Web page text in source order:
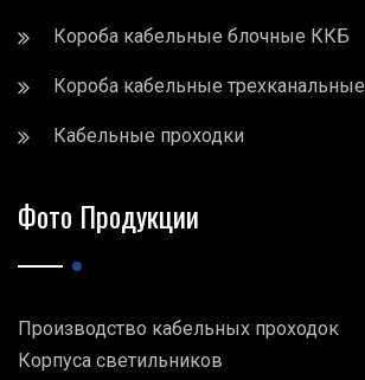
Короба кабельные блочные ККБ
Короба кабельные трехканальные
Кабельные проходки
Фото Продукции
Производство кабельных проходок
Корпуса светильников